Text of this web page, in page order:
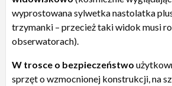
wyprostowana sylwetka nastolatka
trzymanki – przecież taki widok musi
obserwatorach).
W trosce o bezpieczeństwo
sprzęto wzmocnionej konstrukcji, na